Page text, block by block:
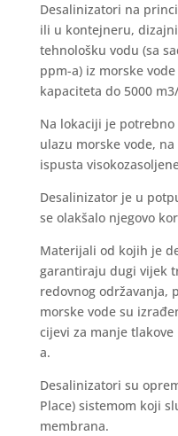
Desalinizatori na
ili u kontejneru,
tehnološku vodu (sa
ppm-a) iz morske
kapaciteta do 5000
Na lokaciji je
ulazu morske vode,
ispusta
Desalinizator je u
se olakšalo njegovo
Materijali od kojih je
garantiraju dugi vijek
redovnog održavanja,
morske vode su
cijevi za manje tlakove
a.
Desalinizatori su
Place) sistemom koji
membrana.